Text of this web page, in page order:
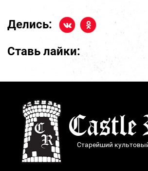
Делись:
Ставь лайки:
Старейший